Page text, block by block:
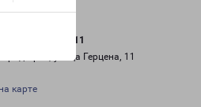
ГЕРЦЕНА 11
Орёл, улица Герцена, 11
карте